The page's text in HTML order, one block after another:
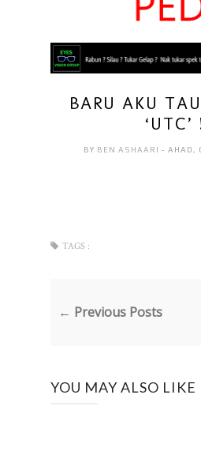
BARU AKU
‘UTC’
BY BEN ASHAARI- AHAD,
TAGS :
← Previous Posts
YOU MAY ALSO LIKE